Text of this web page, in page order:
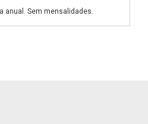
anual. Sem mensalidades.